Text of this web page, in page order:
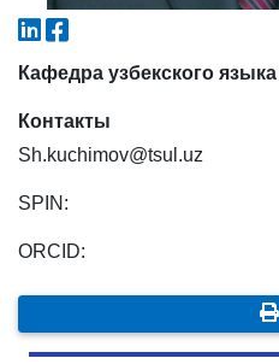
Кафедра узбекского
Контакты
Sh.kuchimov@tsul.uz
SPIN:
ORCID: